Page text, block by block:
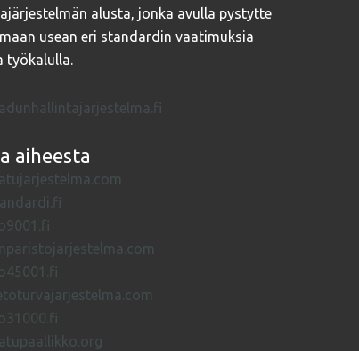
alusta, jonka avulla pystytte
usean eri standardin vaatimuksia
työkalulla.
aiheesta